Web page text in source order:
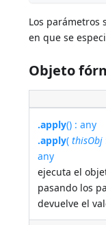
Los parámetros
en que se
Objeto
.apply() : any
.apply(thisObj
any
ejecuta el
pasando los
devuelve el